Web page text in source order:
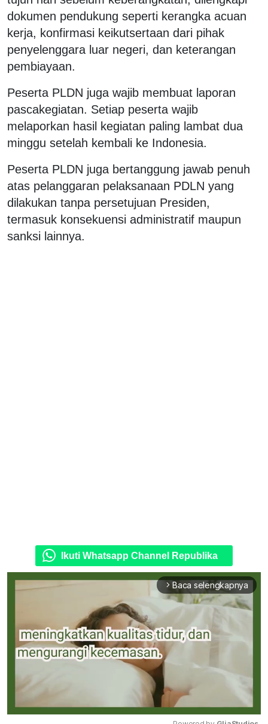
dokumen pendukung seperti kerangka acuan
kerja, konfirmasi keikutsertaan dari pihak
penyelenggara luar negeri, dan keterangan
pembiayaan.
Peserta PLDN juga wajib membuat laporan
pascakegiatan. Setiap peserta wajib
melaporkan hasil kegiatan paling lambat dua
minggu setelah kembali ke Indonesia.
Peserta PLDN juga bertanggung jawab penuh
atas pelanggaran pelaksanaan PDLN yang
dilakukan tanpa persetujuan Presiden,
termasuk konsekuensi administratif maupun
sanksi lainnya.
Ikuti Whatsapp Channel Republika
arrow_forward_ios Baca selengkapnya